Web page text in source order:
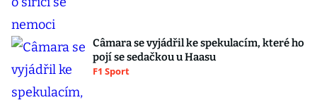
Câmara se vyjádřil ke spekulacím, které ho
pojí se sedačkou u Haasu
F1 Sport